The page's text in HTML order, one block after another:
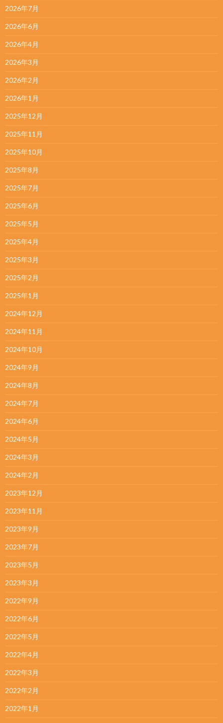
2026年7月
2026年6月
2026年4月
2026年3月
2026年2月
2026年1月
2025年12月
2025年11月
2025年10月
2025年8月
2025年7月
2025年6月
2025年5月
2025年4月
2025年3月
2025年2月
2025年1月
2024年12月
2024年11月
2024年10月
2024年9月
2024年8月
2024年7月
2024年6月
2024年5月
2024年3月
2024年2月
2023年12月
2023年11月
2023年9月
2023年7月
2023年5月
2023年3月
2022年9月
2022年6月
2022年5月
2022年4月
2022年3月
2022年2月
2022年1月